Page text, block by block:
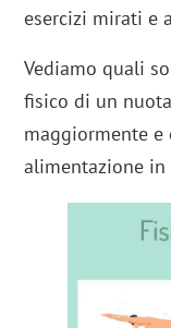
esercizi mirati e
Vediamo quali
fisico di un
maggiormente e
alimentazione